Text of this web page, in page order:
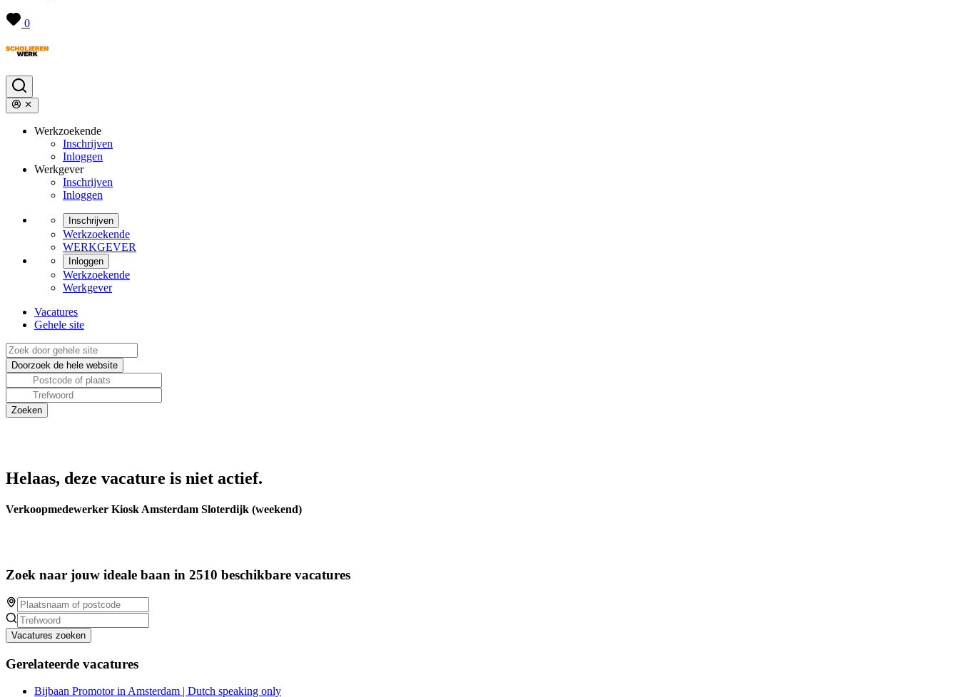
0
Werkzoekende
Inschrijven
Inloggen
Werkgever
Inschrijven
Inloggen
Inschrijven
Werkzoekende
WERKGEVER
Inloggen
Werkzoekende
Werkgever
Vacatures
Gehele site
Helaas, deze vacature is niet actief.
Verkoopmedewerker Kiosk Amsterdam Sloterdijk (weekend)
Zoek naar jouw ideale baan in 2510 beschikbare vacatures
Vacatures zoeken
Gerelateerde vacatures
Bijbaan Promotor in Amsterdam | Dutch speaking only